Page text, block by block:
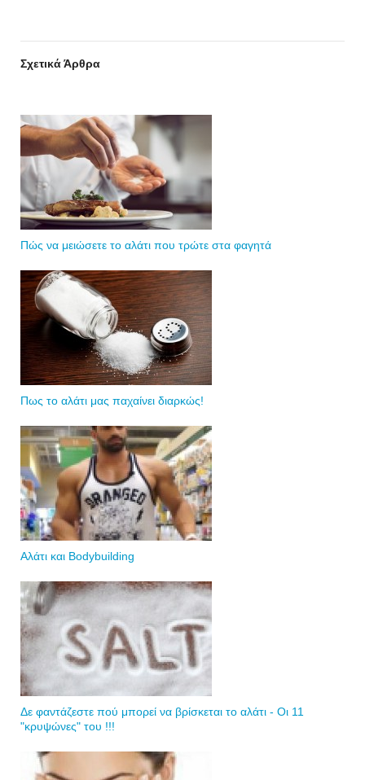
Σχετικά Άρθρα
Πώς να μειώσετε το αλάτι που τρώτε στα φαγητά
Πως το αλάτι μας παχαίνει διαρκώς!
Αλάτι και Bodybuilding
Δε φαντάζεστε πού μπορεί να βρίσκεται το αλάτι - Οι 11
"κρυψώνες" του !!!